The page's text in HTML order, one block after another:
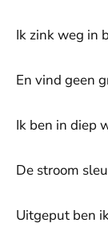
Ik zink weg in
En vind geen
Ik ben in diep
De stroom
Uitgeput ben